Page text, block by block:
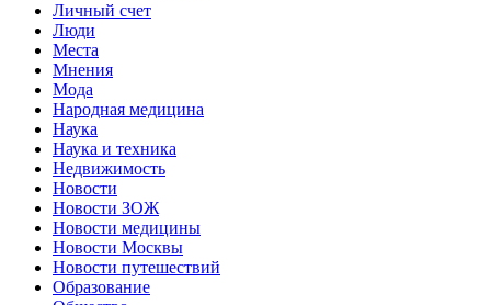
Личный счет
Люди
Места
Мнения
Мода
Народная медицина
Наука
Наука и техника
Недвижимость
Новости
Новости ЗОЖ
Новости медицины
Новости Москвы
Новости путешествий
Образование